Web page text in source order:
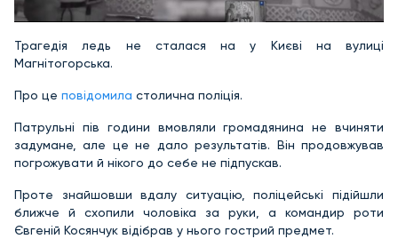
Трагедія ледь не сталася на у Києві на вулиці
Магнітогорська.
Про це повідомила столична поліція.
Патрульні пів години вмовляли громадянина не вчиняти
задумане, але це не дало результатів. Він продовжував
погрожувати й нікого до себе не підпускав.
Проте знайшовши вдалу ситуацію, поліцейські підійшли
ближче й схопили чоловіка за руки, а командир роти
Євгеній Косянчук відібрав у нього гострий предмет.